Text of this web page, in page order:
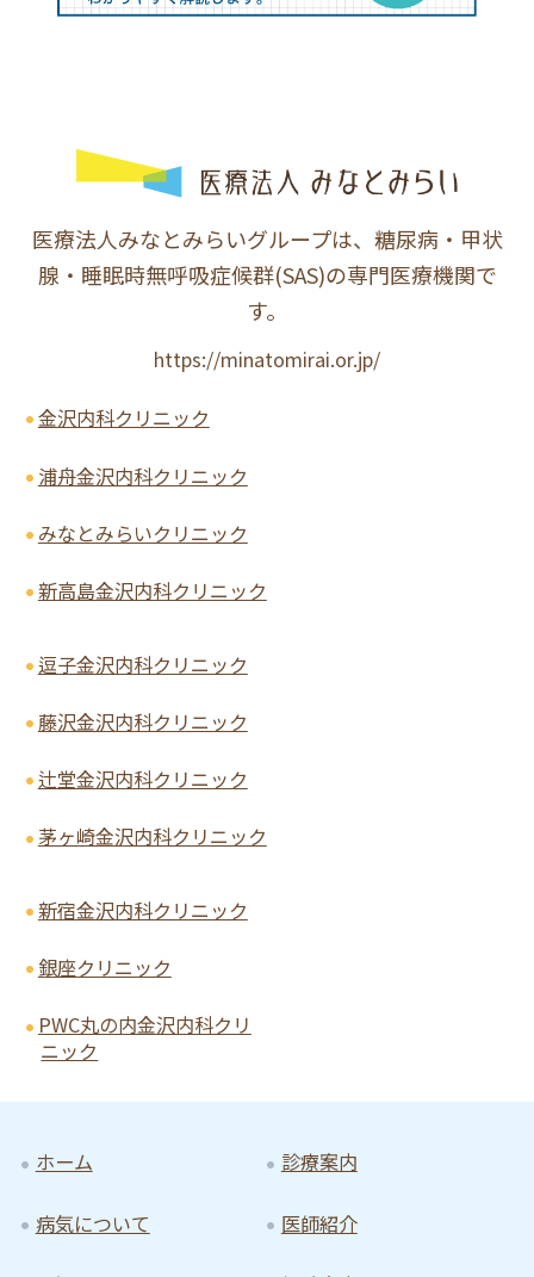
医療法人みなとみらいグループは、糖尿病・甲状
腺・睡眠時無呼吸症候群(SAS)の専門医療機関で
す。
https://minatomirai.or.jp/
金沢内科クリニック
浦舟金沢内科クリニック
みなとみらいクリニック
新高島金沢内科クリニック
逗子金沢内科クリニック
藤沢金沢内科クリニック
辻堂金沢内科クリニック
茅ヶ崎金沢内科クリニック
新宿金沢内科クリニック
銀座クリニック
PWC丸の内金沢内科クリ
ニック
ホーム 診療案内
病気について 医師紹介